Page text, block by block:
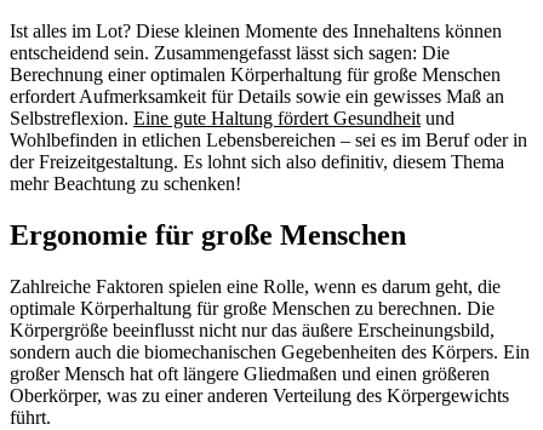
Ist alles im Lot? Diese kleinen Momente des Innehaltens können
entscheidend sein. Zusammengefasst lässt sich sagen: Die
Berechnung einer optimalen Körperhaltung für große Menschen
erfordert Aufmerksamkeit für Details sowie ein gewisses Maß an
Selbstreflexion. Eine gute Haltung fördert Gesundheitund
Wohlbefinden in etlichen Lebensbereichen – sei es im Beruf oder in
der Freizeitgestaltung. Es lohnt sich also definitiv, diesem Thema
mehr Beachtung zu schenken!
Ergonomie für große Menschen
Zahlreiche Faktoren spielen eine Rolle, wenn es darum geht, die
optimale Körperhaltung für große Menschen zu berechnen. Die
Körpergröße beeinflusst nicht nur das äußere Erscheinungsbild,
sondern auch die biomechanischen Gegebenheiten des Körpers. Ein
großer Mensch hat oft längere Gliedmaßen und einen größeren
Oberkörper, was zu einer anderen Verteilung des Körpergewichts
führt.